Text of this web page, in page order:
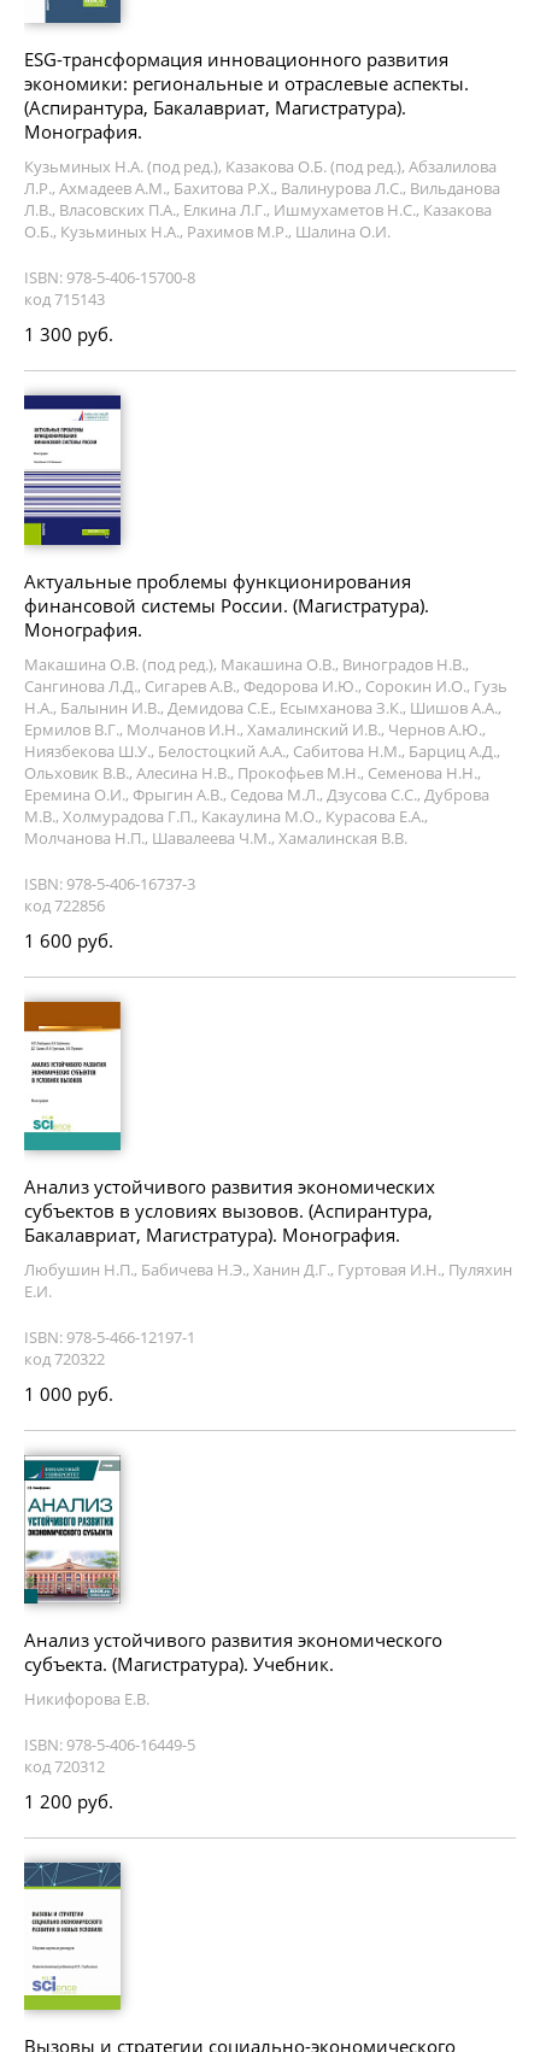
ESG-трансформация инновационного развития
экономики: региональные и отраслевые аспекты.
(Аспирантура, Бакалавриат, Магистратура).
Монография.
Кузьминых Н.А. (под ред.), Казакова О.Б. (под ред.), Абзалилова
Л.Р., Ахмадеев А.М., Бахитова Р.Х., Валинурова Л.С., Вильданова
Л.В., Власовских П.А., Елкина Л.Г., Ишмухаметов Н.С., Казакова
О.Б., Кузьминых Н.А., Рахимов М.Р., Шалина О.И.
ISBN: 978-5-406-15700-8
код 715143
1 300 руб.
Актуальные проблемы функционирования
финансовой системы России. (Магистратура).
Монография.
Макашина О.В. (под ред.), Макашина О.В., Виноградов Н.В.,
Сангинова Л.Д., Сигарев А.В., Федорова И.Ю., Сорокин И.О., Гузь
Н.А., Балынин И.В., Демидова С.Е., Есымханова З.К., Шишов А.А.,
Ермилов В.Г., Молчанов И.Н., Хамалинский И.В., Чернов А.Ю.,
Ниязбекова Ш.У., Белостоцкий А.А., Сабитова Н.М., Барциц А.Д.,
Ольховик В.В., Алесина Н.В., Прокофьев М.Н., Семенова Н.Н.,
Еремина О.И., Фрыгин А.В., Седова М.Л., Дзусова С.С., Дуброва
М.В., Холмурадова Г.П., Какаулина М.О., Курасова Е.А.,
Молчанова Н.П., Шавалеева Ч.М., Хамалинская В.В.
ISBN: 978-5-406-16737-3
код 722856
1 600 руб.
Анализ устойчивого развития экономических
субъектов в условиях вызовов. (Аспирантура,
Бакалавриат, Магистратура). Монография.
Любушин Н.П., Бабичева Н.Э., Ханин Д.Г., Гуртовая И.Н., Пуляхин
Е.И.
ISBN: 978-5-466-12197-1
код 720322
1 000 руб.
Анализ устойчивого развития экономического
субъекта. (Магистратура). Учебник.
Никифорова Е.В.
ISBN: 978-5-406-16449-5
код 720312
1 200 руб.
Вызовы и стратегии социально-экономического